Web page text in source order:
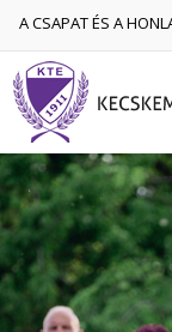
A CSAPAT ÉS A